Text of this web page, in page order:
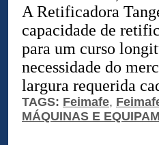
A Retificadora
capacidade de
para um curso
necessidade do
largura requerida
TAGS: Feimafe,
MÁQUINAS E